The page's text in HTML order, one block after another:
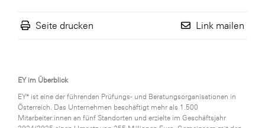
Seite drucken Link mailen
EY im Überblick
EY* ist eine der führenden Prüfungs- und Beratungsorganisationen in
Österreich. Das Unternehmen beschäftigt mehr als 1.500
Mitarbeiter:innen an fünf Standorten und erzielte im Geschäftsjahr